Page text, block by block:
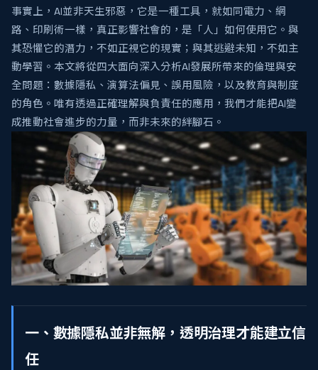
事實上，AI並非天生邪惡，它是一種工具，就如同電力、網
路、印刷術一樣，真正影響社會的，是「人」如何使用它。與
其恐懼它的潛力，不如正視它的現實；與其逃避未知，不如主
動學習。本文將從四大面向深入分析AI發展所帶來的倫理與安
全問題：數據隱私、演算法偏見、誤用風險，以及教育與制度
的角色。唯有透過正確理解與負責任的應用，我們才能把AI變
成推動社會進步的力量，而非未來的絆腳石。
一、數據隱私並非無解，透明治理才能建立信
任